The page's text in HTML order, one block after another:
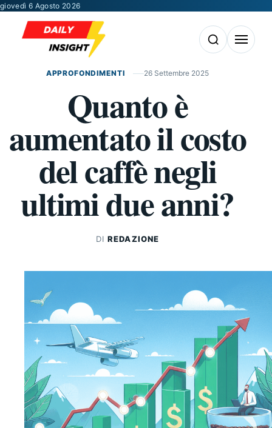
Vai al contenuto
giovedì 6 Agosto 2026
Apri la ricerca
Apri il
APPROFONDIMENTI 26 Settembre 2025
Quanto è
aumentato il costo
del caffè negli
ultimi due anni?
DIREDAZIONE